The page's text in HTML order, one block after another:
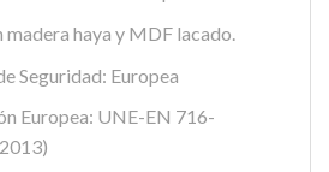
haya y MDF lacado.
Seguridad: Europea
Europea: UNE-EN 716-